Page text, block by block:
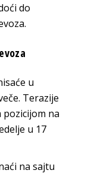
do
u
Terazije
pozicijom na
u 17
na sajtu